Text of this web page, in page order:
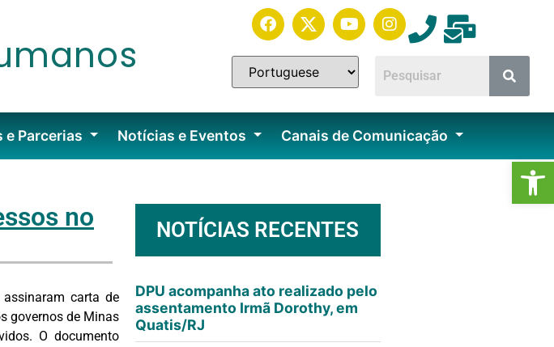
e Parcerias Notícias e Eventos Canais de Comunicação
no
carta de
governos de Minas
O documento
NOTÍCIAS RECENTES
DPU acompanha ato realizado pelo
assentamento Irmã Dorothy, em
Quatis/RJ